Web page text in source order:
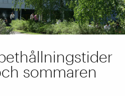
sommaren